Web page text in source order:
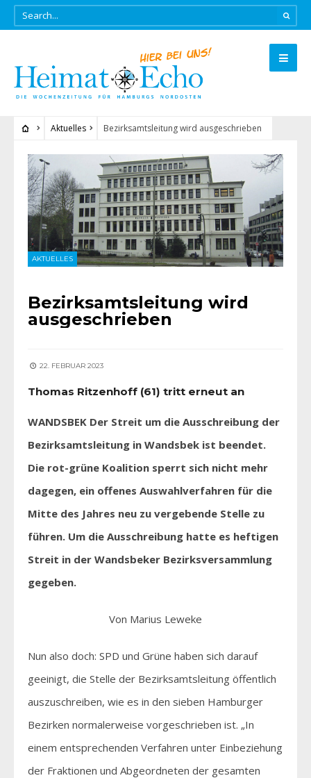
Aktuelles Bezirksamtsleitung wird ausgeschrieben
AKTUELLES
Bezirksamtsleitung wird
ausgeschrieben
22. FEBRUAR 2023
Thomas Ritzenhoff (61) tritt erneut an
WANDSBEK Der Streit um die Ausschreibung der
Bezirksamtsleitung in Wandsbek ist beendet.
Die rot-grüne Koalition sperrt sich nicht mehr
dagegen, ein offenes Auswahlverfahren für die
Mitte des Jahres neu zu vergebende Stelle zu
führen. Um die Ausschreibung hatte es heftigen
Streit in der Wandsbeker Bezirksversammlung
gegeben.
Von Marius Leweke
Nun also doch: SPD und Grüne haben sich darauf
geeinigt, die Stelle der Bezirksamtsleitung öffentlich
auszuschreiben, wie es in den sieben Hamburger
Bezirken normalerweise vorgeschrieben ist. „In
einem entsprechenden Verfahren unter Einbeziehung
der Fraktionen und Abgeordneten der gesamten